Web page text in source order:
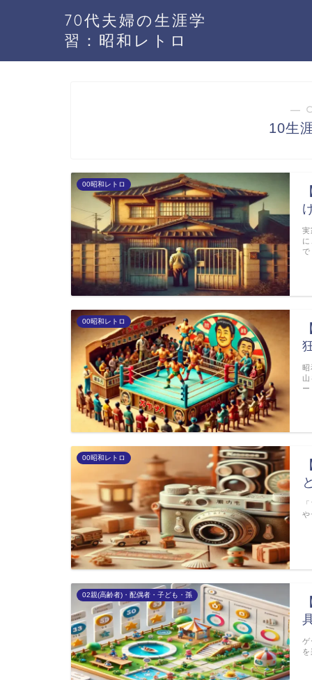
70代夫婦の生涯学
習：昭和レトロ
―
10生
00昭和レトロ
実
00昭和レトロ
昭
00昭和レトロ
や
02親(高齢者)・配偶者・子ども・孫
ゲ